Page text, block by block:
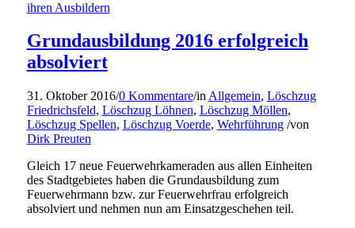
Grundausbildung 2016 erfolgreich
absolviert
31. Oktober 2016/0 Kommentare/in Allgemein, Löschzug
Friedrichsfeld, Löschzug Löhnen, Löschzug Möllen,
Löschzug Spellen, Löschzug Voerde, Wehrführung /von
Dirk Preuten
Gleich 17 neue Feuerwehrkameraden aus allen Einheiten
des Stadtgebietes haben die Grundausbildung zum
Feuerwehrmann bzw. zur Feuerwehrfrau erfolgreich
absolviert und nehmen nun am Einsatzgeschehen teil.